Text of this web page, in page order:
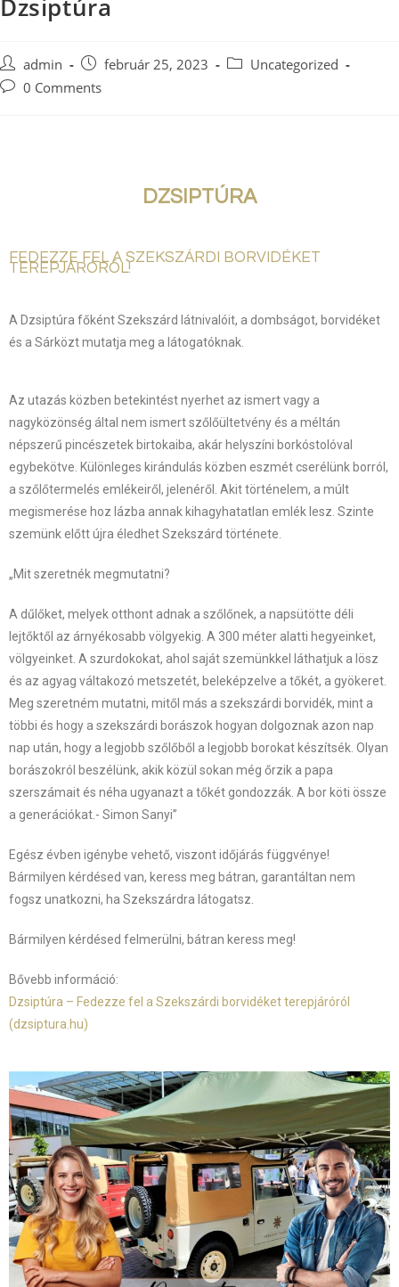
Dzsiptúra
admin február 25, 2023
Uncategorized
0 Comments
DZSIPTÚRA
FEDEZZE FEL A SZEKSZÁRDI BORVIDÉKET
TEREPJÁRÓRÓL!
A Dzsiptúra főként Szekszárd látnivalóit, a dombságot, borvidéket
és a Sárközt mutatja meg a látogatóknak.
Az utazás közben betekintést nyerhet az ismert vagy a
nagyközönség által nem ismert szőlőültetvény és a méltán
népszerű pincészetek birtokaiba, akár helyszíni borkóstolóval
egybekötve. Különleges kirándulás közben eszmét cserélünk borról,
a szőlőtermelés emlékeiről, jelenéről. Akit történelem, a múlt
megismerése hoz lázba annak kihagyhatatlan emlék lesz. Szinte
szemünk előtt újra éledhet Szekszárd története.
„Mit szeretnék megmutatni?
A dűlőket, melyek otthont adnak a szőlőnek, a napsütötte déli
lejtőktől az árnyékosabb völgyekig. A 300 méter alatti hegyeinket,
völgyeinket. A szurdokokat, ahol saját szemünkkel láthatjuk a lösz
és az agyag váltakozó metszetét, beleképzelve a tőkét, a gyökeret.
Meg szeretném mutatni, mitől más a szekszárdi borvidék, mint a
többi és hogy a szekszárdi borászok hogyan dolgoznak azon nap
nap után, hogy a legjobb szőlőből a legjobb borokat készítsék. Olyan
borászokról beszélünk, akik közül sokan még őrzik a papa
szerszámait és néha ugyanazt a tőkét gondozzák. A bor köti össze
a generációkat.- Simon Sanyi”
Egész évben igénybe vehető, viszont időjárás függvénye!
Bármilyen kérdésed van, keress meg bátran, garantáltan nem
fogsz unatkozni, ha Szekszárdra látogatsz.
Bármilyen kérdésed felmerülni, bátran keress meg!
Bővebb információ:
Dzsiptúra – Fedezze fel a Szekszárdi borvidéket terepjáróról
(dzsiptura.hu)